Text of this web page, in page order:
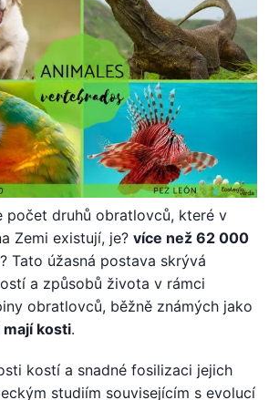
počet druhů obratlovců, které v
Zemi existují, je? více než 62 000
Tato úžasná postava skrývá
a způsobů života v rámci
obratlovců, běžně známých jako
kosti.
kostí a snadné fosilizaci jejich
studiím souvisejícím s evolucí